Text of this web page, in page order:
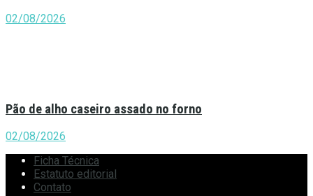
02/08/2026
Pão de alho caseiro assado no forno
02/08/2026
Ficha Técnica
Estatuto editorial
Contato